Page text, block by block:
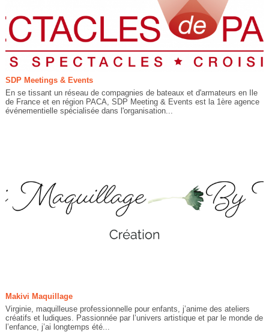
SDP Meetings & Events
En se tissant un réseau de compagnies de bateaux et d'armateurs en Ile
de France et en région PACA, SDP Meeting & Events est la 1ère agence
événementielle spécialisée dans l'organisation...
Makivi Maquillage
Virginie, maquilleuse professionnelle pour enfants, j’anime des ateliers
créatifs et ludiques. Passionnée par l’univers artistique et par le monde de
l’enfance, j’ai longtemps été...